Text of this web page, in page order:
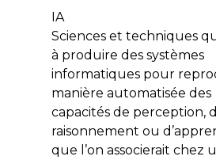
IA
Sciences et techniques
à produire des systèmes
informatiques pour
manière automatisée des
capacités de perception,
raisonnement ou
que l’on associerait chez